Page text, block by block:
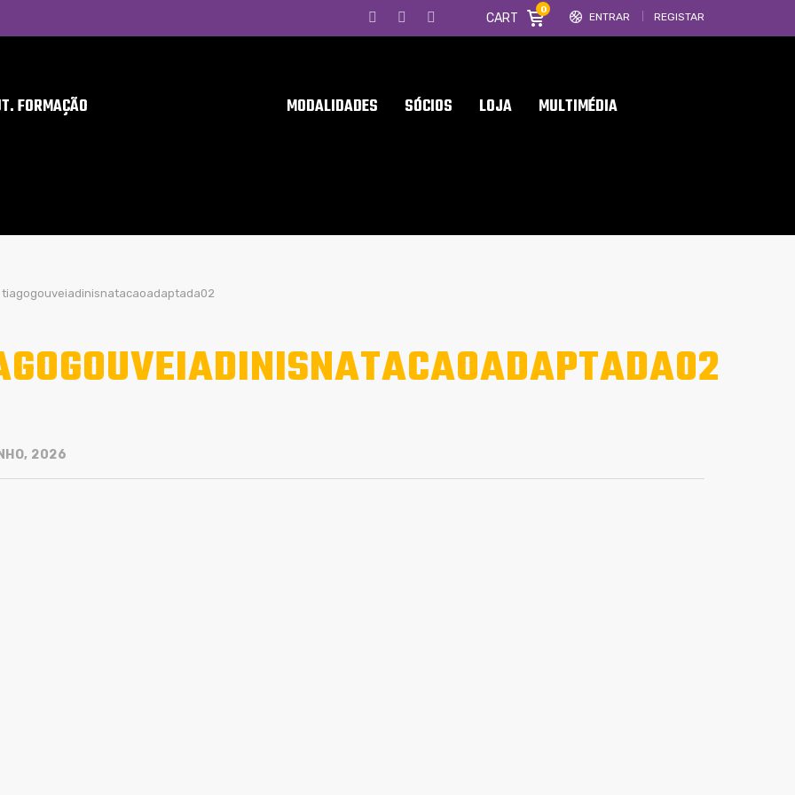
ENTRAR REGISTAR
CART
0
FORMAÇÃO MODALIDADES SÓCIOS LOJA MULTIMÉDIA
tiagogouveiadinisnatacaoadaptada02
2026